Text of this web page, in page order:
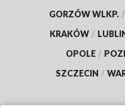
GORZÓW WLKP. /
KRAKÓW /
OPOLE /
SZCZECIN /